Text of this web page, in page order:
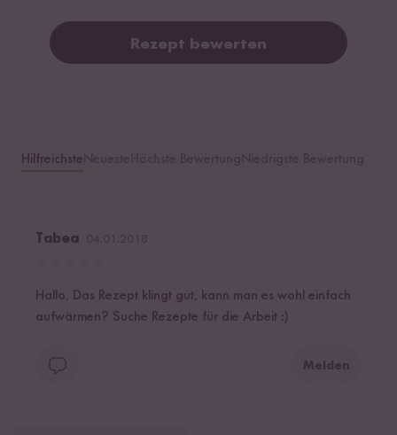
Rezept bewerten
Hilfreichste
Tabea
Hallo, Das Rezept klingt gut, kann man es wohl einfach
aufwärmen? Suche Rezepte für die Arbeit :)
Melden